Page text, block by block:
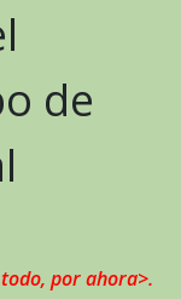
de
todo, por ahora>.